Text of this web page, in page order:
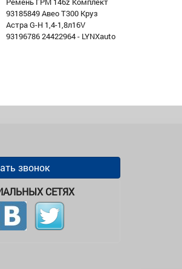
93185849 Авео Т300 Круз
Астра G-H 1,4-1,8л16V
93196786 24422964 - LYNXauto
звонок
СЕТЯХ